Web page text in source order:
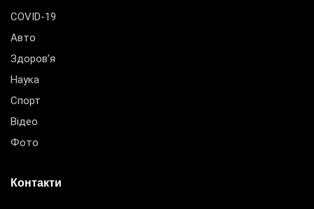
COVID-19
Авто
Здоров’я
Наука
Спорт
Відео
Фото
Контакти